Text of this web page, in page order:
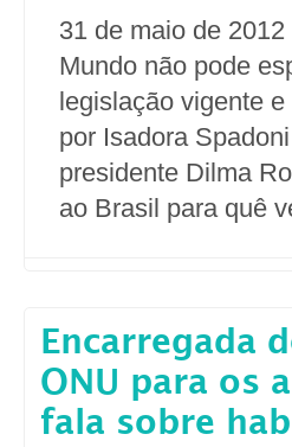
31 de maio de
Mundo não pode
legislação vigente
por Isadora
presidente Dilma
ao Brasil para quê
Encarregada
ONU para os
fala sobre